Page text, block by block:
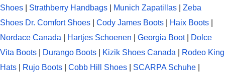
Shoes
Strathberry Handbags Munich Zapatillas
Zeba
Shoes Dr. Comfort Shoes Cody James Boots Haix Boots
Nordace Canada
Hartjes Schoenen Georgia Boot|
Dolce
Vita Boots
Durango Boots Kizik Shoes Canada
Rodeo King
Hats
Rujo Boots Cobb Hill Shoes SCARPA Schuhe